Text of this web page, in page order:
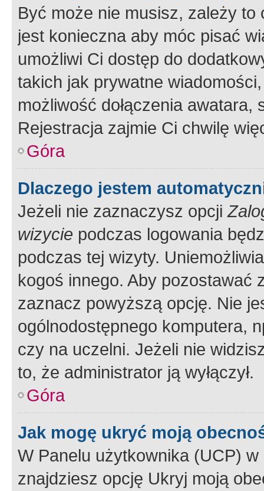
Być może nie musisz, zależy
jest konieczna aby móc pisać
umożliwi Ci dostęp do
takich jak prywatne
możliwość dołączenia
Rejestracja zajmie Ci chwilę
Góra
Dlaczego jestem
Jeżeli nie zaznaczysz opcji
wizycie podczas logowania
podczas tej wizyty.
kogoś innego. Aby pozostawać
zaznacz powyższą opcję. Nie
ogólnodostępnego komputera,
czy na uczelni. Jeżeli nie
to, że administrator ją wyłączył.
Góra
Jak mogę ukryć moją
W Panelu użytkownika (UCP) w
znajdziesz opcję Ukryj moją